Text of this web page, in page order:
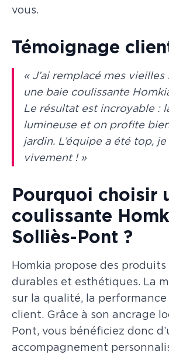
vous.
Témoignage
« J’ai remplacé mes
une baie coulissante
Le résultat est incroyable :
lumineuse et on profite
jardin. L’équipe a été top,
vivement ! »
Pourquoi choisir
coulissante
Solliès-Pont ?
Homkia propose des produits
durables et esthétiques. La
sur la qualité, la
client. Grâce à son ancrage
Pont, vous bénéficiez donc
accompagnement